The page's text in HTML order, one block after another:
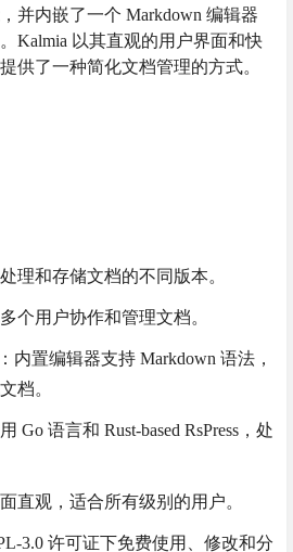
并内嵌了一个 Markdown 编辑器
Kalmia 以其直观的用户界面和快
供了一种简化文档管理的方式。
处理和存储文档的不同版本。
个用户协作和管理文档。
：内置编辑器支持 Markdown 语法，
档。
Go 语言和 Rust-based RsPress，处
直观，适合所有级别的用户。
3.0 许可证下免费使用、修改和分